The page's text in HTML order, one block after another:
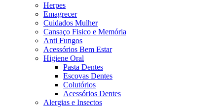
Herpes
Emagrecer
Cuidados Mulher
Cansaço Fisico e Memória
Anti Fungos
Acessórios Bem Estar
Higiene Oral
Pasta Dentes
Escovas Dentes
Colutórios
Acessórios Dentes
Alergias e Insectos